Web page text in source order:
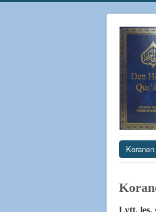
Lytt, les,